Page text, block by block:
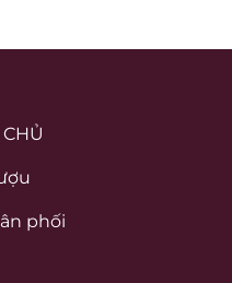
phối